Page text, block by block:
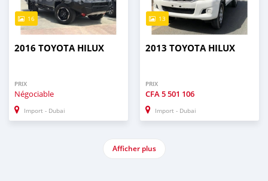
16
2016 TOYOTA HILUX
PRIX
Négociable
Import - Dubai
13
2013 TOYOTA HILUX
PRIX
CFA5 501 106
Import - Dubai
Afficher plus